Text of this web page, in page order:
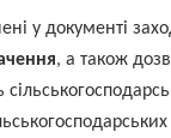
у документі
, а також